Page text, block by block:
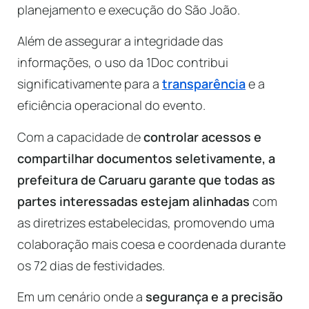
planejamento e execução do São João.
Além de assegurar a integridade das
informações, o uso da 1Doc contribui
significativamente para a transparênciae a
eficiência operacional do evento.
Com a capacidade decontrolar acessos e
compartilhar documentos seletivamente, a
prefeitura de Caruaru garante que todas as
partes interessadas estejam alinhadas com
as diretrizes estabelecidas, promovendo uma
colaboração mais coesa e coordenada durante
os 72 dias de festividades.
Em um cenário onde a segurança e a precisão